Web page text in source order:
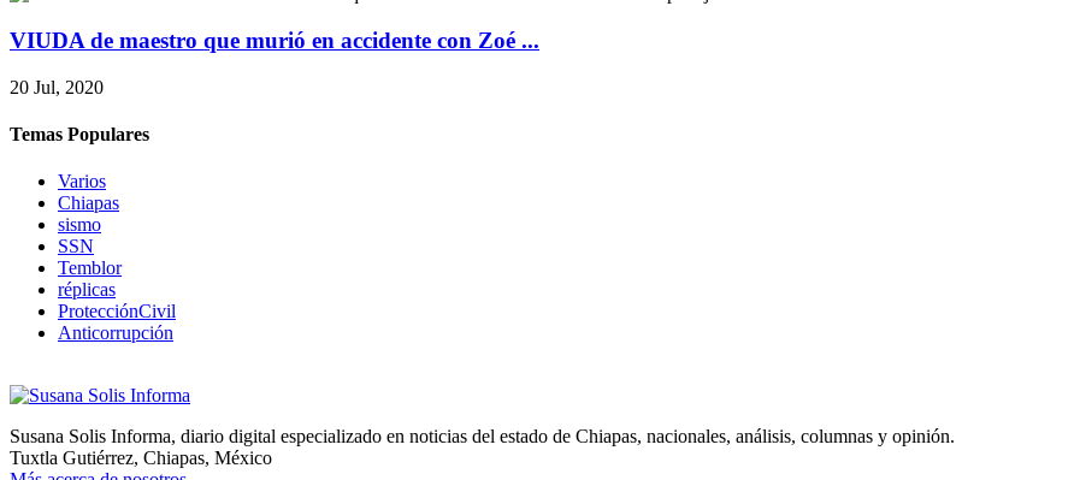
VIUDA de maestro que murió en accidente con Zoé ...
20 Jul, 2020
Temas Populares
Varios
Chiapas
sismo
SSN
Temblor
réplicas
ProtecciónCivil
Anticorrupción
Susana Solis Informa, diario digital especializado en noticias del estado de Chiapas, nacionales, análisis, columnas y opinión.
Tuxtla Gutiérrez, Chiapas, México